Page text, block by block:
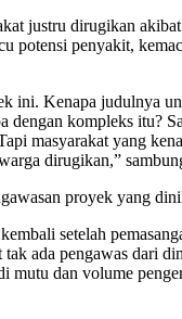
justru dirugikan
potensi penyakit,
ini. Kenapa judulnya
dengan kompleks itu?
masyarakat yang
dirugikan,”
proyek yang
setelah
tak ada pengawas dari
mutu dan volume